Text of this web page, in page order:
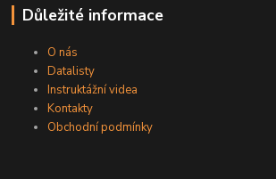
Důležité informace
O nás
Datalisty
Instruktážní videa
Kontakty
Obchodní podmínky